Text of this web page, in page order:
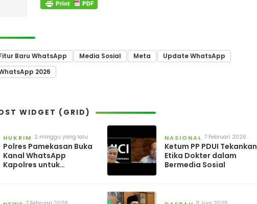
Baru WhatsApp Media Sosial Meta
Update WhatsApp
2026
WIDGET (GRID)
HUKRIM 2 minggu yang lalu
Polres Pamekasan Buka
Kanal WhatsApp
Kapolres untuk
NASIONAL 7 Februari 2026
Ketum PP PDUI Tekankan
Etika Dokter dalam
Bermedia Sosial